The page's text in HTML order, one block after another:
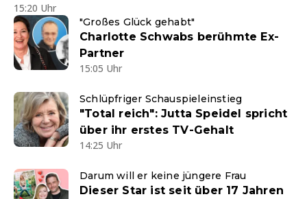
15:20 Uhr
"Großes Glück gehabt"
Charlotte Schwabs berühmte Ex-
Partner
15:05 Uhr
Schlüpfriger Schauspieleinstieg
"Total reich": Jutta Speidel spricht
über ihr erstes TV-Gehalt
14:25 Uhr
Darum will er keine jüngere Frau
Dieser Star ist seit über 17 Jahren